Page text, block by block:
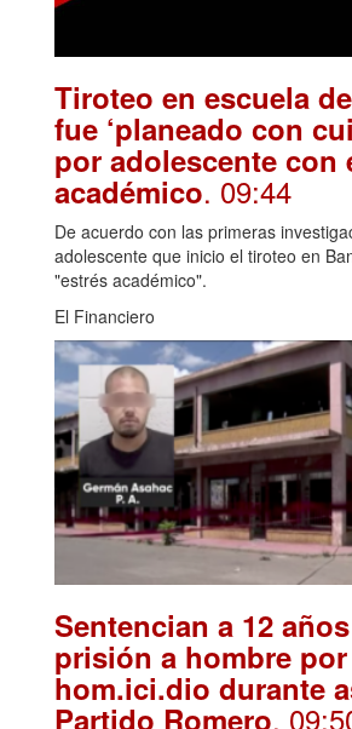
Tiroteo en escuela
fue ‘planeado con
por adolescente con
académico. 09:44
De acuerdo con las primeras
adolescente que inicio el tiroteo en
"estrés académico".
El Financiero
Sentencian a 12
prisión a hombre por
hom.ici.dio durante
Partido Romero.